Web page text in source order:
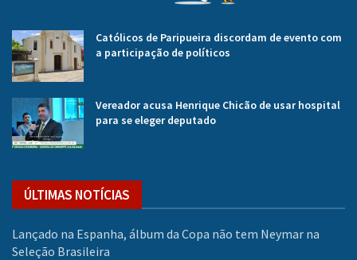
Católicos de Paripueira discordam de evento com
a participação de políticos
Vereador acusa Henrique Chicão de usar hospital
para se eleger deputado
ÚLTIMAS NOTÍCIAS
Lançado na Espanha, álbum da Copa não tem Neymar na
Seleção Brasileira